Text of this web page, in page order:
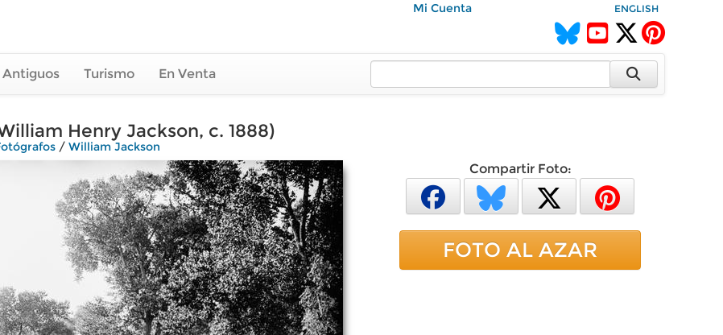
Mi Cuenta ENGLISH
Antiguos Turismo En Venta
Henry Jackson, c. 1888)
/ William Jackson
Compartir Foto:
FOTO AL AZAR